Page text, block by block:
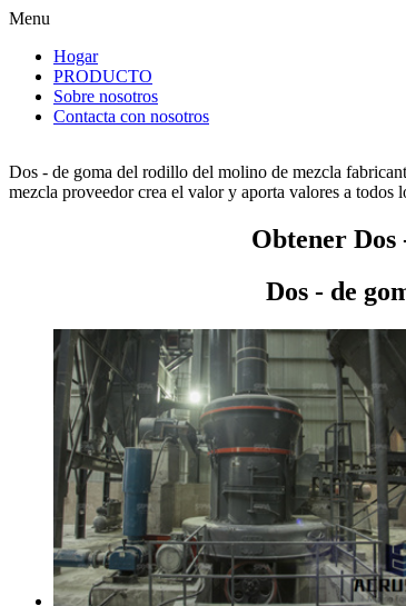
Menu
Hogar
PRODUCTO
Sobre nosotros
Contacta con nosotros
Dos - de goma del rodillo del molino de mezcla
mezcla proveedor crea el valor y aporta valores a todos
Obtener
Dos - de